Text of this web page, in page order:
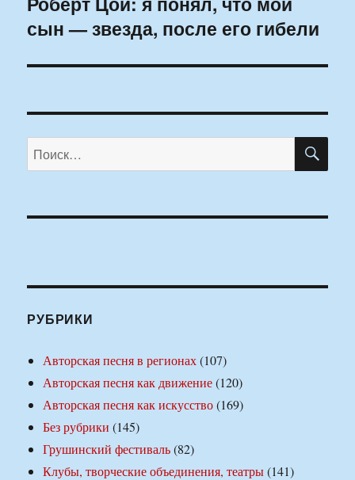
запись:
сын — звезда, после его гибели
Искать:
РУБРИКИ
Авторская песня в регионах(107)
Авторская песня как движение(120)
Авторская песня как искусство(169)
Без рубрики (145)
Грушинский фестиваль(82)
Клубы, творческие объединения, театры(141)